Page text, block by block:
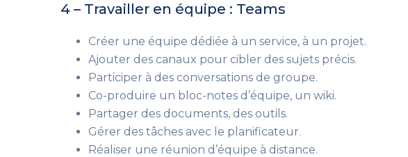
4 – Travailler en équipe : Teams
Créer une équipe dédiée à un service, à un projet.
Ajouter des canaux pour cibler des sujets précis.
Participer à des conversations de groupe.
Co-produire un bloc-notes d’équipe, un wiki.
Partager des documents, des outils.
Gérer des tâches avec le planificateur.
Réaliser une réunion d’équipe à distance.